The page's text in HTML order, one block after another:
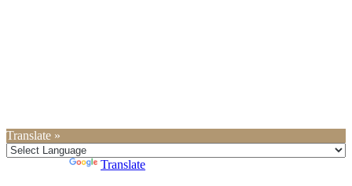
Translate »
Translate